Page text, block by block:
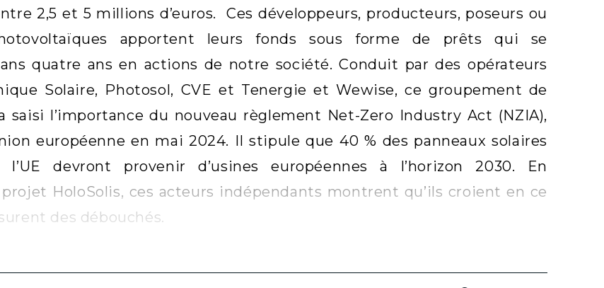
2,5 et 5 millions d’euros. Ces développeurs, producteurs, poseurs ou
apportent leurs fonds sous forme de prêts qui se
quatre ans en actions de notre société. Conduit par des opérateurs
Solaire, Photosol, CVE et Tenergie et Wewise, ce groupement de
saisi l’importance du nouveau règlement Net-Zero Industry Act (NZIA),
européenne en mai 2024. Il stipule que 40 % des panneaux solaires
l’UE devront provenir d’usines européennes à l’horizon 2030. En
HoloSolis, ces acteurs indépendants montrent qu’ils croient en ce
des débouchés.